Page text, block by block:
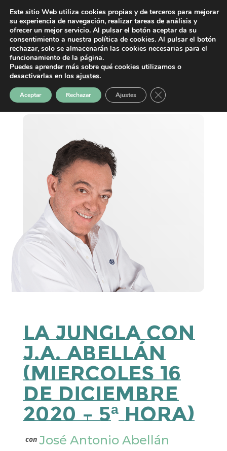
La Jungla con
J.A. Abellán
(miercoles 16
de diciembre
2020 – 5ª Hora)
con José Antonio Abellán
Este sitio Web utiliza cookies propias y de terceros para mejorar
su experiencia de navegación, realizar tareas de análisis y
ofrecer un mejor servicio. Al pulsar el botón aceptar da su
consentimiento a nuestra política de cookies. Al pulsar el botón
rechazar, solo se almacenarán las cookies necesarias para el
funcionamiento de la página.
Puedes aprender más sobre qué cookies utilizamos o
desactivarlas en los ajustes.
Aceptar Rechazar Ajustes Cerrar el banner de